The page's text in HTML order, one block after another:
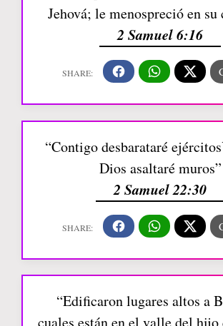
Jehová; le menospreció en su
2 Samuel 6:16
“Contigo desbarataré
Dios asaltaré muros”
2 Samuel 22:30
“Edificaron lugares altos a